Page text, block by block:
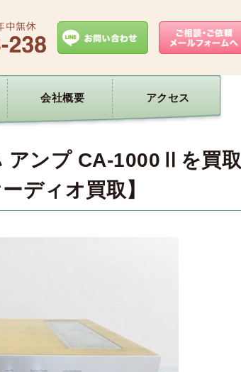
会社概要 アクセス
アンプ CA-1000Ⅱを買取
ディオ買取】